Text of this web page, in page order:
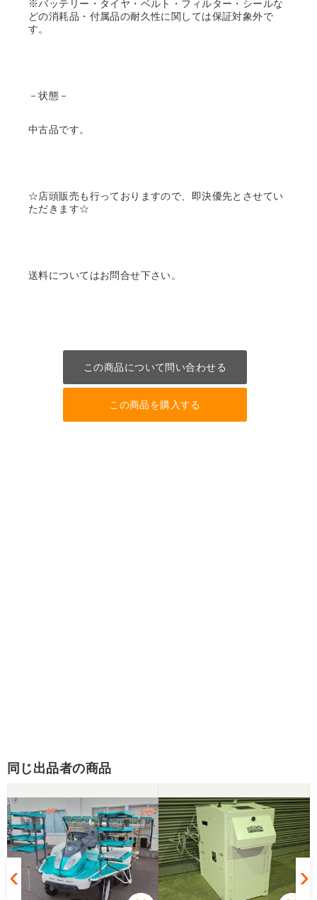
※バッテリー・タイヤ・ベルト・フィルター・シールな
どの消耗品・付属品の耐久性に関しては保証対象外で
す。
－状態－
中古品です。
☆店頭販売も行っておりますので、即決優先とさせてい
ただきます☆
送料についてはお問合せ下さい。
この商品について問い合わせる
この商品を購入する
同じ出品者の商品